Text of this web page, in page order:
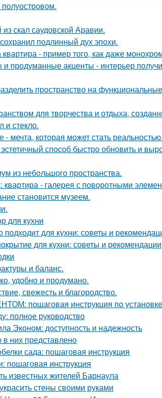
скал саудовской Аравии.
подлинный дух эпохи.
- пример того, как даже
продуманные акценты - интерьер
пространство на
для творчества и отдыха,
и стекло.
мечта, которая может стать реальностью.
способ быстро обновить и
из небольшого пространства.
- галерея с поворотными
становится музеем.
для кухни
для кухни: советы и
для кухни: советы и рекомендации
и баланс.
удобно и продумано.
свежесть и благородство.
пошаговая инструкция по установке
полное руководство
Эконом: доступность и надежность
в них представлено
сада: пошаговая инструкция
пошаговая инструкция
известных жителей Барнаула
стены своими руками